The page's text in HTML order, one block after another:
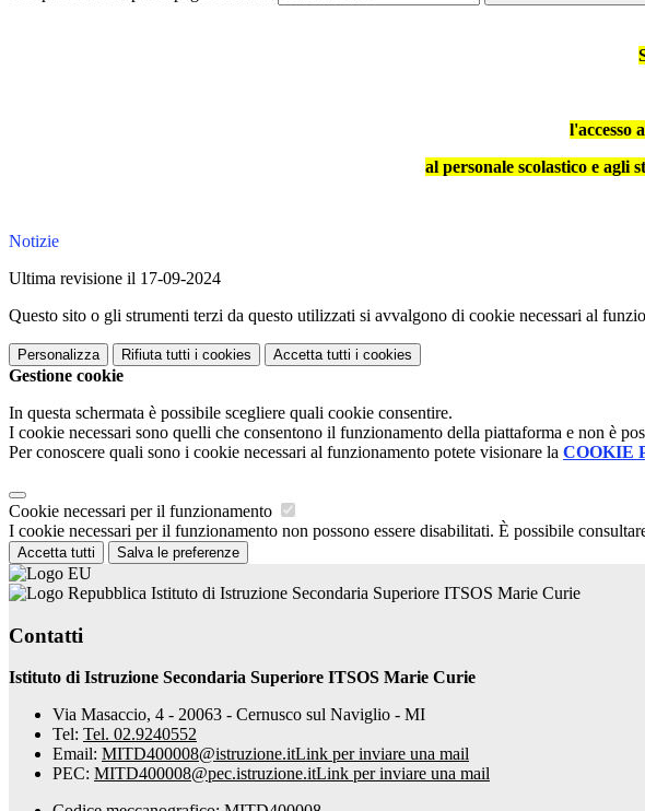
l'accesso
al personale scolastico e agli
Notizie
Ultima revisione il 17-09-2024
Questo sito o gli strumenti terzi da questo utilizzati si avvalgono di cookie necessari al
Personalizza Rifiuta tutti i cookies Accetta tutti i cookies
Gestione cookie
In questa schermata è possibile scegliere quali cookie consentire.
I cookie necessari sono quelli che consentono il funzionamento della piattaforma e non è
Per conoscere quali sono i cookie necessari al funzionamento potete visionare la COOKIE
Cookie necessari per il funzionamento
I cookie necessari per il funzionamento non possono essere disabilitati. È possibile
Accetta tutti Salva le preferenze
Istituto di Istruzione Secondaria Superiore ITSOS Marie Curie
Contatti
Istituto di Istruzione Secondaria Superiore ITSOS Marie Curie
Via Masaccio, 4 - 20063 - Cernusco sul Naviglio - MI
Tel: Tel. 02.9240552
Email: MITD400008@istruzione.itLink per inviare una mail
PEC: MITD400008@pec.istruzione.itLink per inviare una mail